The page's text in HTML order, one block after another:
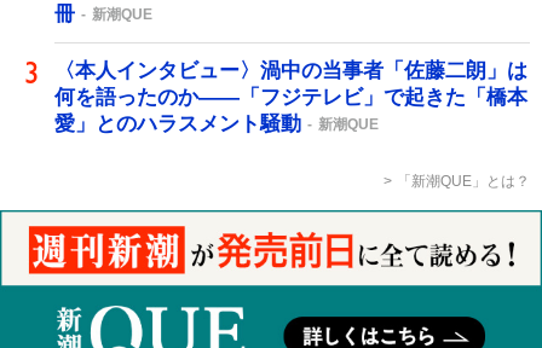
冊
新潮QUE
〈本人インタビュー〉渦中の当事者「佐藤二朗」は
何を語ったのか――「フジテレビ」で起きた「橋本
愛」とのハラスメント騒動
新潮QUE
「新潮QUE」とは？